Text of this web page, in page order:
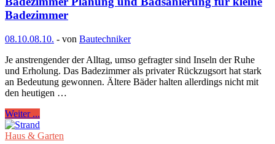
Badezimmer
08.10.08.10. - von Bautechniker
Je anstrengender der Alltag, umso gefragter sind Inseln der Ruhe
und Erholung. Das Badezimmer als privater Rückzugsort hat stark
an Bedeutung gewonnen. Ältere Bäder halten allerdings nicht mit
den heutigen …
Weiter ...
Haus & Garten